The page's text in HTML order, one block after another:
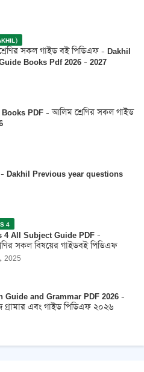
সকল গাইড বই পিডিএফ - Dakhil
Books Pdf 2026 - 2027
PDF - আলিম শ্রেণির সকল গাইড
- Dakhil Previous year questions
4
4 All Subject Guide PDF -
সকল বিষয়ের গাইডবই পিডিএফ
2025
Guide and Grammar PDF 2026 -
গ্রামার এবং গাইড পিডিএফ ২০২৬